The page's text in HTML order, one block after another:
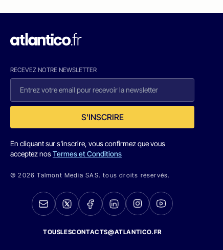
RECEVEZ NOTRE NEWSLETTER
S'INSCRIRE
En cliquant sur s'inscrire, vous confirmez que vous
acceptez nosTermes et Conditions
© 2026 Talmont Media SAS. tous droits réservés.
TOUSLESCONTACTS@ATLANTICO.FR